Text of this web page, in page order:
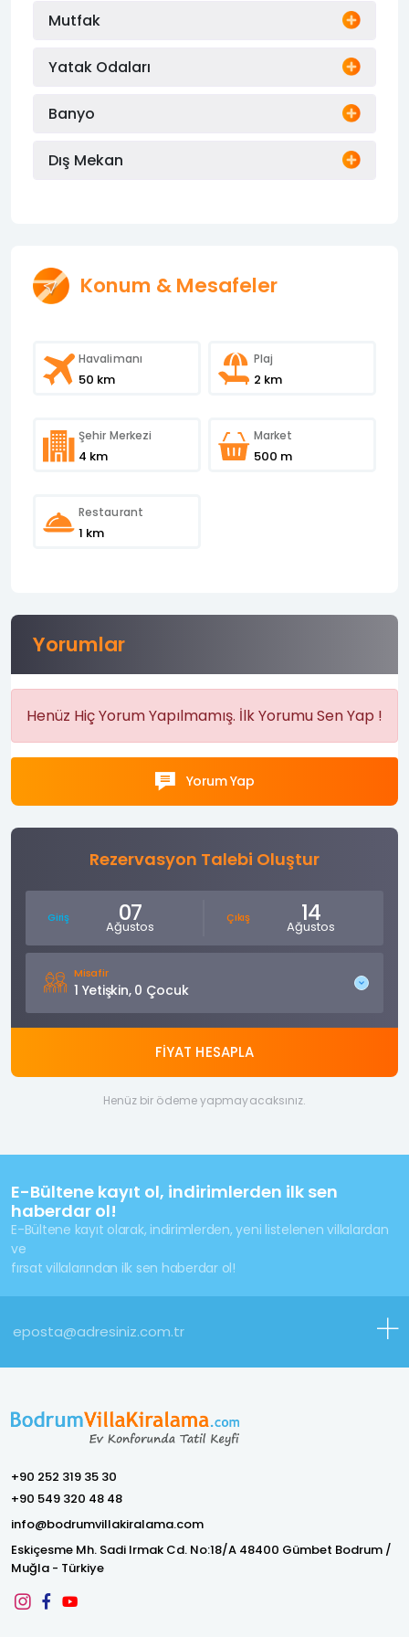
Mutfak
Yatak Odaları
Banyo
Dış Mekan
Konum & Mesafeler
Havalimanı
50 km
Plaj
2 km
Şehir Merkezi
4 km
Market
500 m
Restaurant
1 km
Yorumlar
Henüz Hiç Yorum Yapılmamış. İlk Yorumu Sen Yap !
Yorum Yap
Rezervasyon Talebi Oluştur
Giriş 07
Ağustos
Çıkış 14
Ağustos
Misafir
1 Yetişkin, 0 Çocuk
FİYAT HESAPLA
Henüz bir ödeme yapmayacaksınız.
E-Bültene kayıt ol, indirimlerden ilk sen
haberdar ol!
E-Bültene kayıt olarak, indirimlerden, yeni listelenen villalardan
ve
fırsat villalarından ilk sen haberdar ol!
+90 252 319 35 30
+90 549 320 48 48
info@bodrumvillakiralama.com
Eskiçesme Mh. Sadi Irmak Cd. No:18/A 48400 Gümbet Bodrum /
Muğla - Türkiye